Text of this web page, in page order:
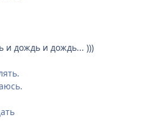
и дождь и дождь... )))